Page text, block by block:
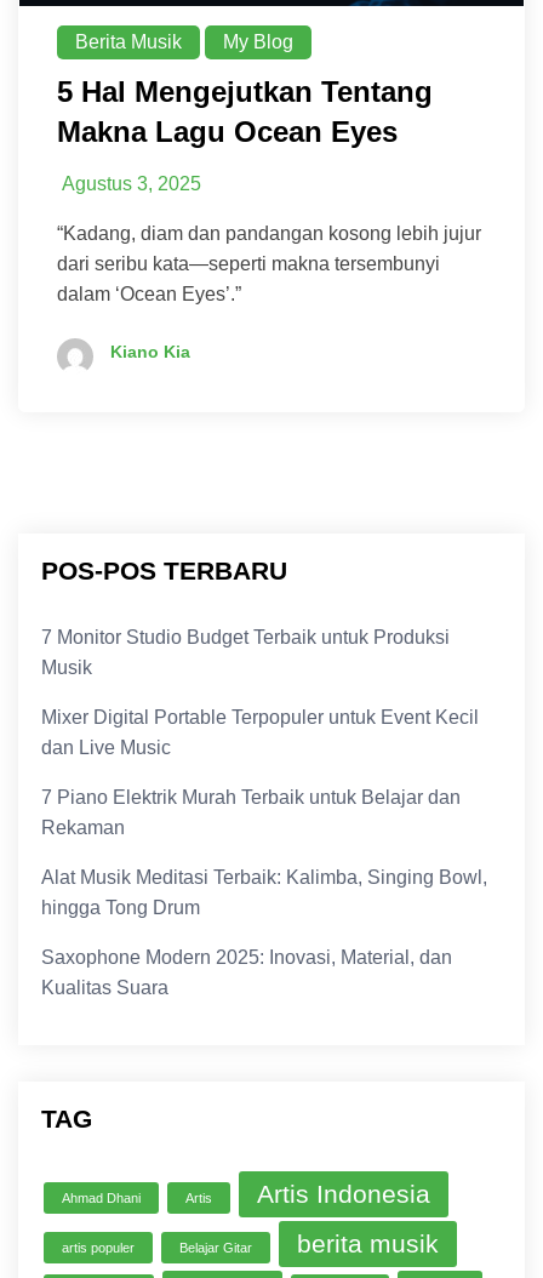
Berita Musik My Blog
5 Hal Mengejutkan Tentang
Makna Lagu Ocean Eyes
Agustus 3, 2025
“Kadang, diam dan pandangan kosong lebih jujur
dari seribu kata—seperti makna tersembunyi
dalam ‘Ocean Eyes’.”
Kiano Kia
POS-POS TERBARU
7 Monitor Studio Budget Terbaik untuk Produksi
Musik
Mixer Digital Portable Terpopuler untuk Event Kecil
dan Live Music
7 Piano Elektrik Murah Terbaik untuk Belajar dan
Rekaman
Alat Musik Meditasi Terbaik: Kalimba, Singing Bowl,
hingga Tong Drum
Saxophone Modern 2025: Inovasi, Material, dan
Kualitas Suara
TAG
Ahmad Dhani Artis Artis Indonesia
artis populer Belajar Gitar berita musik